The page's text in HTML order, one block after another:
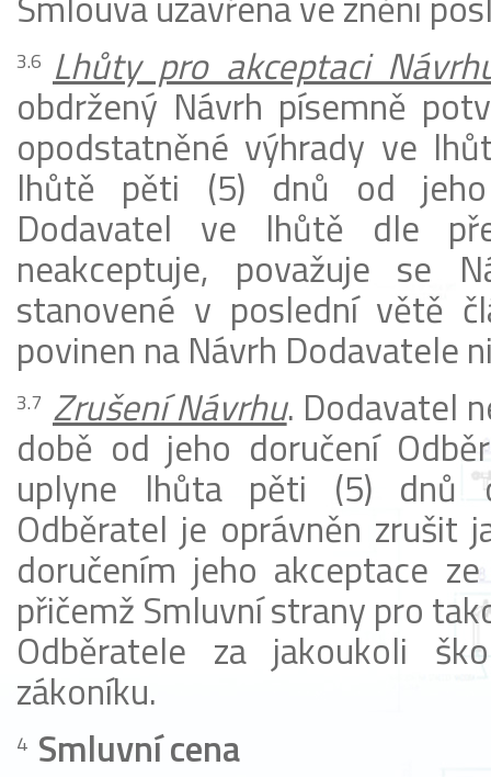
Lhůty pro akceptaci
obdržený Návrh písemně
opodstatněné výhrady ve
lhůtě pěti (5) dnů od jeho
Dodavatel ve lhůtě dle
neakceptuje, považuje se
stanovené v poslední větě
povinen na Návrh Dodavatele
Zrušení Návrhu. Dodavatel
době od jeho doručení
uplyne lhůta pěti (5) dnů
Odběratel je oprávněn zrušit
doručením jeho akceptace
přičemž Smluvní strany pro
Odběratele za jakoukoli
zákoníku.
Smluvní cena